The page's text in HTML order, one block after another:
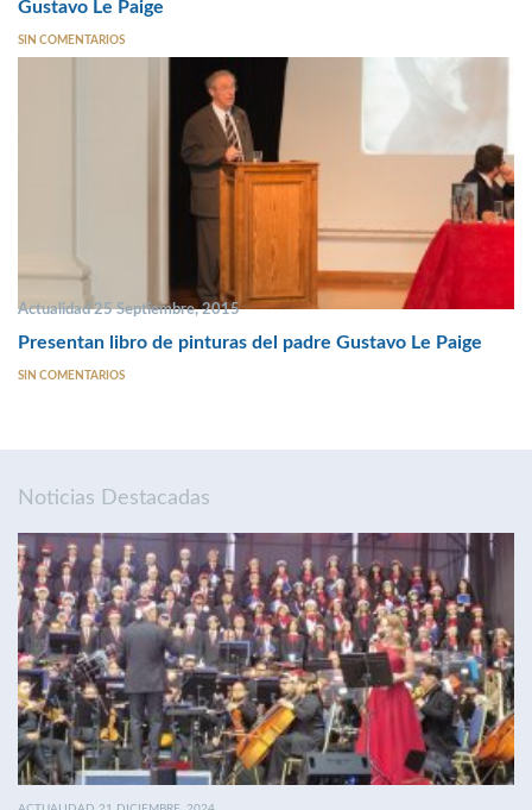
Gustavo Le Paige
SIN COMENTARIOS
Actualidad 25 Septiembre, 2015
Presentan libro de pinturas del padre Gustavo Le Paige
SIN COMENTARIOS
Noticias Destacadas